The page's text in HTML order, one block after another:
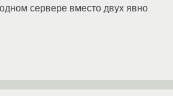
сервере вместо двух явно